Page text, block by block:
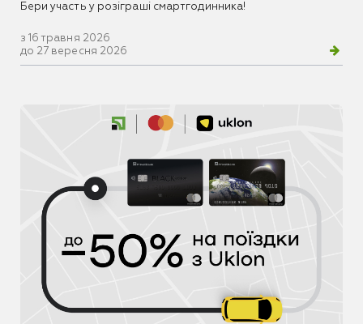
Бери участь у розіграші смартгодинника!
з 16 травня 2026
до 27 вересня 2026